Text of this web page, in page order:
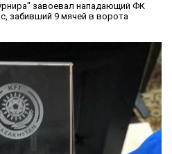
завоевал нападающий ФК
забивший 9 мячей в ворота